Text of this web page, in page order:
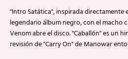
"Intro Satática", inspirada directamente
legendario álbum negro, con el macho
Venom abre el disco. "Caballón" es un
revisión de "Carry On" de Manowar